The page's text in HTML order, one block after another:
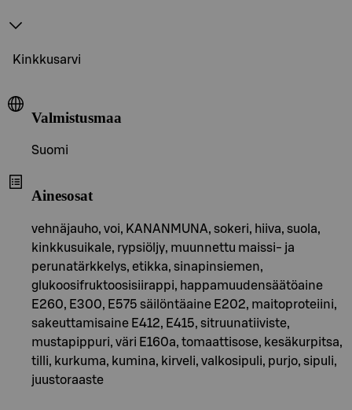
Kinkkusarvi
Valmistusmaa
Suomi
Ainesosat
vehnäjauho, voi, KANANMUNA, sokeri, hiiva, suola,
kinkkusuikale, rypsiöljy, muunnettu maissi- ja
perunatärkkelys, etikka, sinapinsiemen,
glukoosifruktoosisiirappi, happamuudensäätöaine
E260, E300, E575 säilöntäaine E202, maitoproteiini,
sakeuttamisaine E412, E415, sitruunatiiviste,
mustapippuri, väri E160a, tomaattisose, kesäkurpitsa,
tilli, kurkuma, kumina, kirveli, valkosipuli, purjo, sipuli,
juustoraaste